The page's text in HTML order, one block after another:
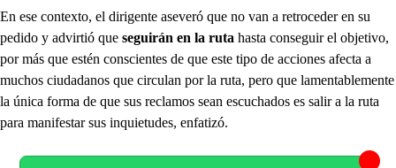
En ese contexto, el dirigente aseveró que no van a retroceder en su
pedido y advirtió que seguirán en la ruta hasta conseguir el objetivo,
por más que estén conscientes de que este tipo de acciones afecta a
muchos ciudadanos que circulan por la ruta, pero que lamentablemente
la única forma de que sus reclamos sean escuchados es salir a la ruta
para manifestar sus inquietudes, enfatizó.